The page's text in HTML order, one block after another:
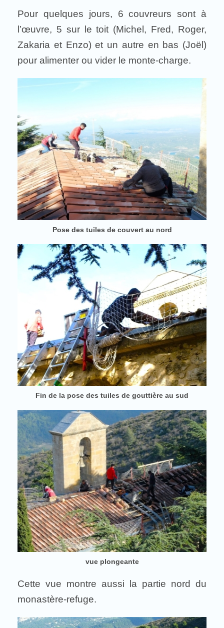
Pour quelques jours, 6 couvreurs sont à
l’œuvre, 5 sur le toit (Michel, Fred, Roger,
Zakaria et Enzo) et un autre en bas (Joël)
pour alimenter ou vider le monte-charge.
Pose des tuiles de couvert au nord
Fin de la pose des tuiles de gouttière au sud
vue plongeante
Cette vue montre aussi la partie nord du
monastère-refuge.